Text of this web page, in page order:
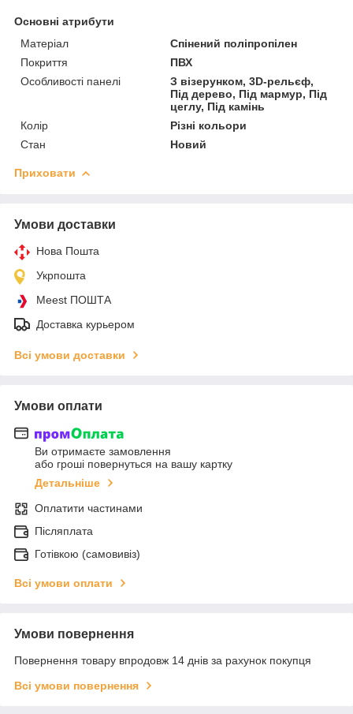
Основні атрибути
Матеріал
Спінений поліпропілен
Покриття
ПВХ
Особливості панелі
З візерунком, 3D-рельєф,
Під дерево, Під мармур, Під
цеглу, Під камінь
Колір
Різні кольори
Стан
Новий
Приховати
Умови доставки
Нова Пошта
Укрпошта
Meest ПОШТА
Доставка курьером
Всі умови доставки
Умови оплати
Ви отримаєте замовлення
або гроші повернуться на вашу картку
Детальніше
Оплатити частинами
Післяплата
Готівкою (самовивіз)
Всі умови оплати
Умови повернення
Повернення товару впродовж 14 днів за рахунок покупця
Всі умови повернення